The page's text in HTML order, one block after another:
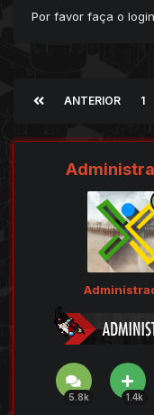
Por favor faça o login
ANTERIOR 1
5.8k 1.4k